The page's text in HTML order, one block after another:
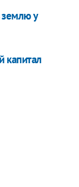
землю у
капитал